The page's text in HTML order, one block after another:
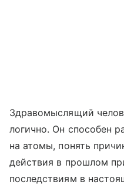
Здравомыслящий
логично. Он способен
на атомы, понять
действия в прошлом
последствиям в